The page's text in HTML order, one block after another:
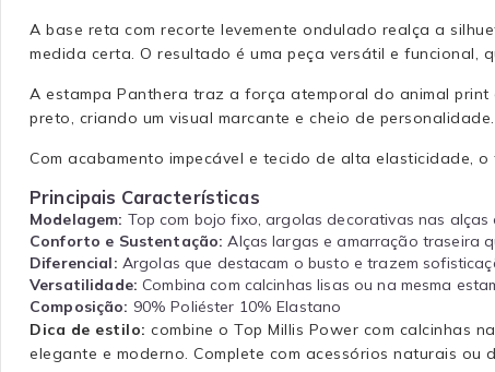
A base reta com recorte levemente ondulado realça a
medida certa. O resultado é uma peça versátil e funcional,
A estampa Panthera traz a força atemporal do animal
preto, criando um visual marcante e cheio de personalidade.
Com acabamento impecável e tecido de alta elasticidade,
Principais Características
Modelagem: Top com bojo fixo, argolas decorativas nas alças
Conforto e Sustentação: Alças largas e amarração traseira
Diferencial: Argolas que destacam o busto e trazem
Versatilidade: Combina com calcinhas lisas ou na mesma
Composição: 90% Poliéster 10% Elastano
Dica de estilo: combine o Top Millis Power com calcinhas
elegante e moderno. Complete com acessórios naturais